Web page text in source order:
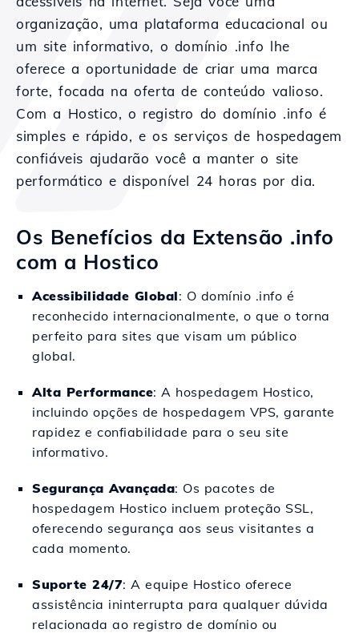
organização, uma plataforma educacional ou
um site informativo, o domínio .info lhe
oferece a oportunidade de criar uma marca
forte, focada na oferta de conteúdo valioso.
Com a Hostico, o registro do domínio .info é
simples e rápido, e os serviços de hospedagem
confiáveis ajudarão você a manter o site
performático e disponível 24 horas por dia.
Os Benefícios da Extensão .info
com a Hostico
Acessibilidade Global: O domínio .info é
reconhecido internacionalmente, o que o torna
perfeito para sites que visam um público
global.
Alta Performance: A hospedagem Hostico,
incluindo opções de hospedagem VPS, garante
rapidez e confiabilidade para o seu site
informativo.
Segurança Avançada: Os pacotes de
hospedagem Hostico incluem proteção SSL,
oferecendo segurança aos seus visitantes a
cada momento.
Suporte 24/7: A equipe Hostico oferece
assistência ininterrupta para qualquer dúvida
relacionada ao registro de domínio ou